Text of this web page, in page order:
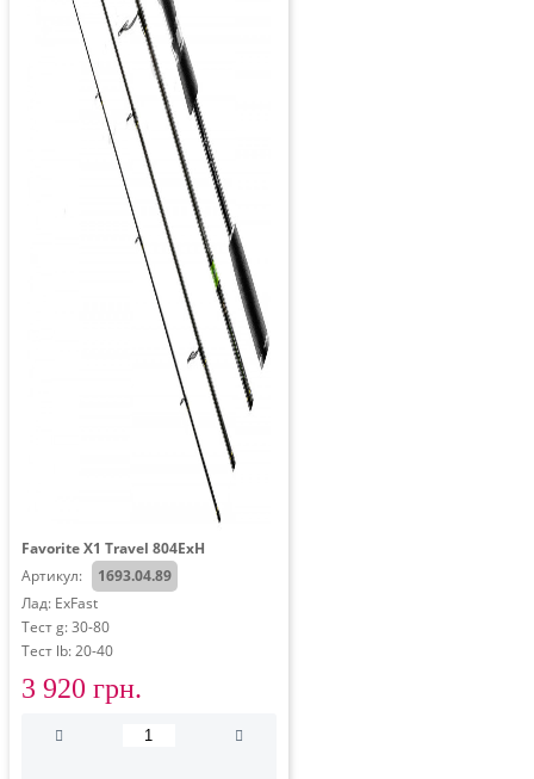
Favorite X1 Travel 804ExH
Артикул:
1693.04.89
Лад: ExFast
Тест g: 30-80
Тест lb: 20-40
3 920 грн.